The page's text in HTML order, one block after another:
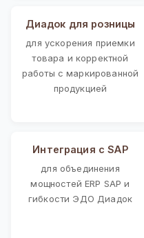
Диадок для розницы
для ускорения приемки
товара и корректной
работы с маркированной
продукцией
Интеграция с SAP
для объединения
мощностей ERP SAP и
гибкости ЭДО Диадок